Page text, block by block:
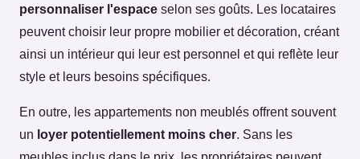
personnaliser l'espace selon ses goûts. Les locataires
peuvent choisir leur propre mobilier et décoration, créant
ainsi un intérieur qui leur est personnel et qui reflète leur
style et leurs besoins spécifiques.
En outre, les appartements non meublés offrent souvent
un loyer potentiellement moins cher. Sans les